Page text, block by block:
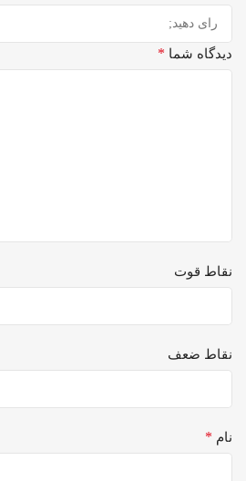
دیدگاه شما *
نقاط قوت
نقاط ضعف
نام *